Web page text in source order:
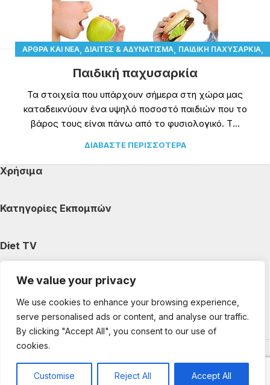
We value your privacy
We use cookies to enhance your browsing experience,
serve personalised ads or content, and analyse our traffic.
By clicking "Accept All", you consent to our use of
cookies.
Customise Reject All Accept All
ΆΡΘΡΑ ΚΑΙ ΝΈΑ, ΔΊΑΙΤΕΣ & ΑΔΥΝΆΤΙΣΜΑ, ΠΑΙΔΙΚΉ ΠΑΧΥΣΑΡΚΊΑ,
Παιδική παχυσαρκία
Τα στοιχεία που υπάρχουν σήμερα στη χώρα μας
καταδεικνύουν ένα υψηλό ποσοστό παιδιών που το
βάρος τους είναι πάνω από το φυσιολογικό. Τ...
ΔΙΑΒΆΣΤΕ ΠΕΡΙΣΣΌΤΕΡΑ
Χρήσιμα
Κατηγορίες Εκπομπών
Diet TV
Κατηγορίες Άρθρων
Ακολουθήστε μας
Copyright © 2025 DietTV. All Rights Reserved.
development by web-idea.gr
0